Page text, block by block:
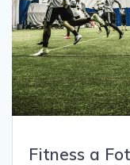
Fitness a